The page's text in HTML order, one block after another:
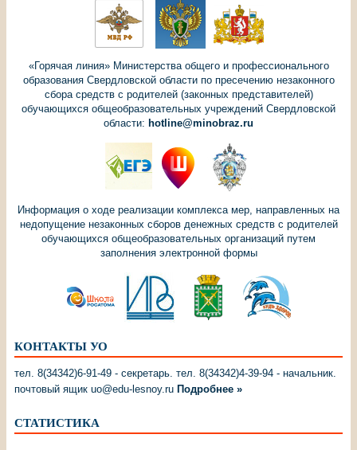
«Горячая линия» Министерства общего и профессионального
образования Свердловской области по пресечению незаконного
сбора средств с родителей (законных представителей)
обучающихся общеобразовательных учреждений Свердловской
области: hotline@minobraz.ru
Информация о ходе реализации комплекса мер, направленных на
недопущение незаконных сборов денежных средств с родителей
обучающихся общеобразовательных организаций путем
заполнения электронной формы
КОНТАКТЫ УО
тел. 8(34342)6-91-49 - секретарь. тел. 8(34342)4-39-94 - начальник.
почтовый ящик uo@edu-lesnoy.ru Подробнее »
СТАТИСТИКА